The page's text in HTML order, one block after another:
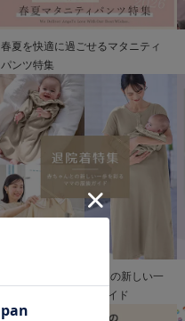
春夏を快適に過ごせるマタニティ
パンツ特集
退院着特集 赤ちゃんとの新しい一
歩を彩るママの服装ガイド